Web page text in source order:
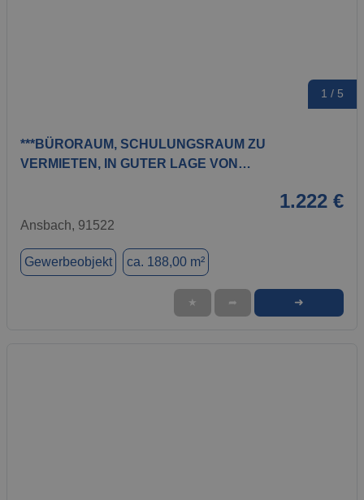
1 / 5
***BÜRORAUM, SCHULUNGSRAUM ZU
VERMIETEN, IN GUTER LAGE VON…
1.222 €
Ansbach, 91522
Gewerbeobjekt ca. 188,00 m²
★ ➦ ➜